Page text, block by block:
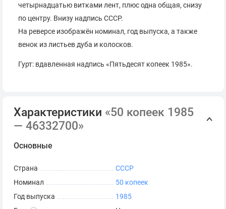
четырнадцатью витками лент, плюс одна общая, снизу
по центру. Внизу надпись СССР.
На реверсе изображён номинал, год выпуска, а также
венок из листьев дуба и колосков.
Гурт: вдавленная надпись «Пятьдесят копеек 1985».
Характеристики «50 копеек 1985
— 46332700»
Основные
Страна
СССР
Номинал
50 копеек
Год выпуска
1985